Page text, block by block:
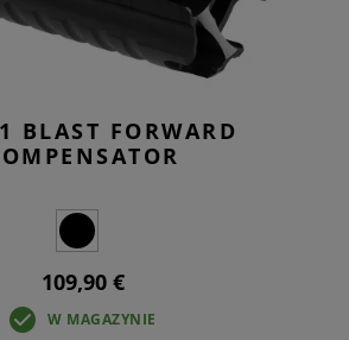
BLAST FORWARD
109,90 €
W MAGAZYNIE